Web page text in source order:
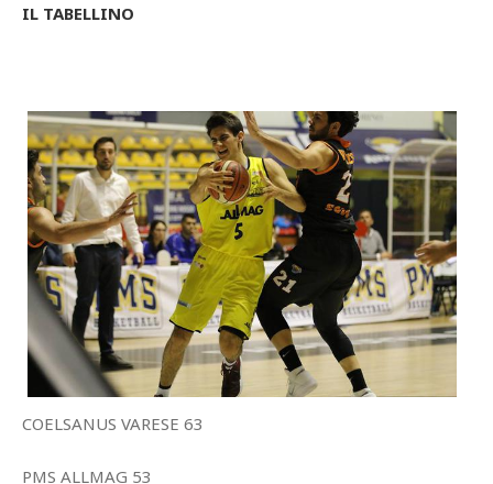
IL TABELLINO
COELSANUS VARESE 63
PMS ALLMAG 53